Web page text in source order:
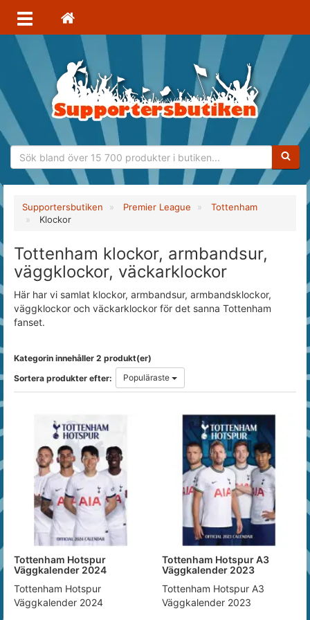
Supportersbutiken Premier League
Tottenham
Klockor
Tottenham klockor, armbandsur,
väggklockor, väckarklockor
Här har vi samlat klockor, armbandsur, armbandsklockor,
väggklockor och väckarklockor för det sanna Tottenham
fanset.
Kategorin innehåller 2 produkt(er)
Sortera produkter efter:
Populäraste
Tottenham Hotspur
Väggkalender 2024
Tottenham Hotspur
Väggkalender 2024
Tottenham Hotspur A3
Väggkalender 2023
Tottenham Hotspur A3
Väggkalender 2023